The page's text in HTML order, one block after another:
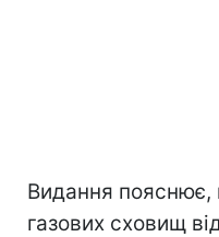
Видання
газових сховищ